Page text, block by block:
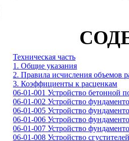
Техническая часть
1. Общие указания
2. Правила исчисления объемов
3. Коэффициенты к расценкам
06-01-001 Устройство бетонной
06-01-002 Устройство
06-01-005 Устройство
06-01-006 Устройство
06-01-007 Устройство
06-01-008 Устройство